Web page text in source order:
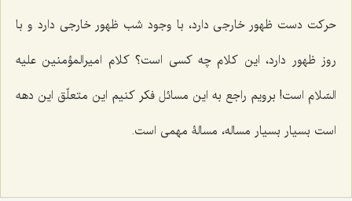
حرکت دست ظهور خارجی دارد، با وجود شب ظهور خارجی دارد و با
روز ظهور دارد، این کلام چه کسی است؟ کلام امیرالمؤمنین علیه
السّلام است! برویم راجع به این مسائل فکر کنیم این متعلّق این دهه
است بسیار بسیار مساله، مسالۀ مهمی است.